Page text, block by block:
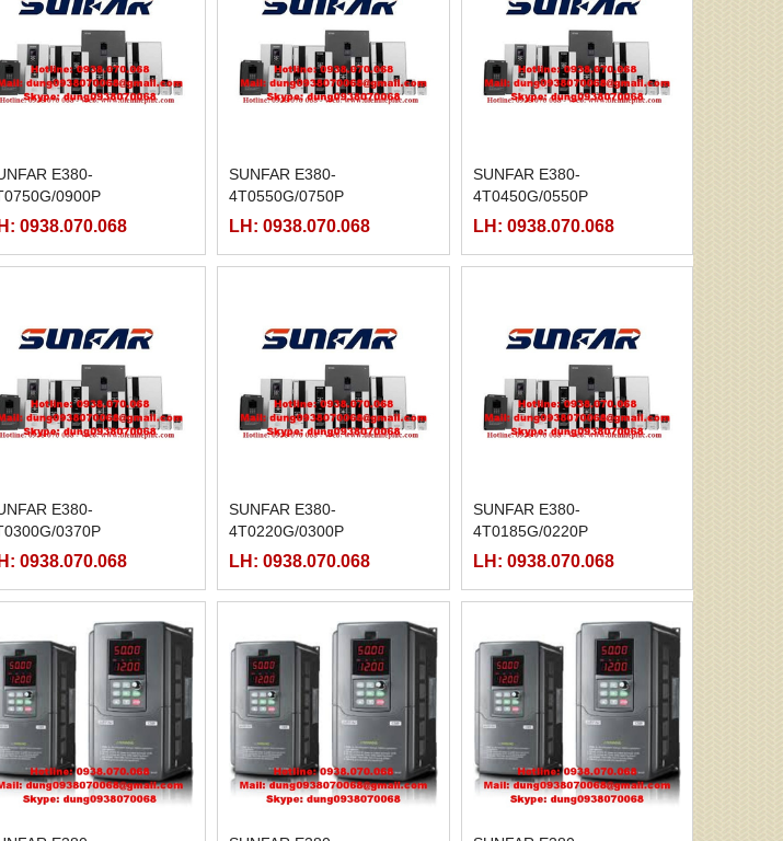
E380-
0900P
0938.070.068
SUNFAR E380-
4T0550G/0750P
LH: 0938.070.068
SUNFAR E380-
4T0450G/0550P
LH: 0938.070.068
E380-
0370P
0938.070.068
SUNFAR E380-
4T0220G/0300P
LH: 0938.070.068
SUNFAR E380-
4T0185G/0220P
LH: 0938.070.068